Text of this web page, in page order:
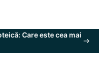
Care este cea mai